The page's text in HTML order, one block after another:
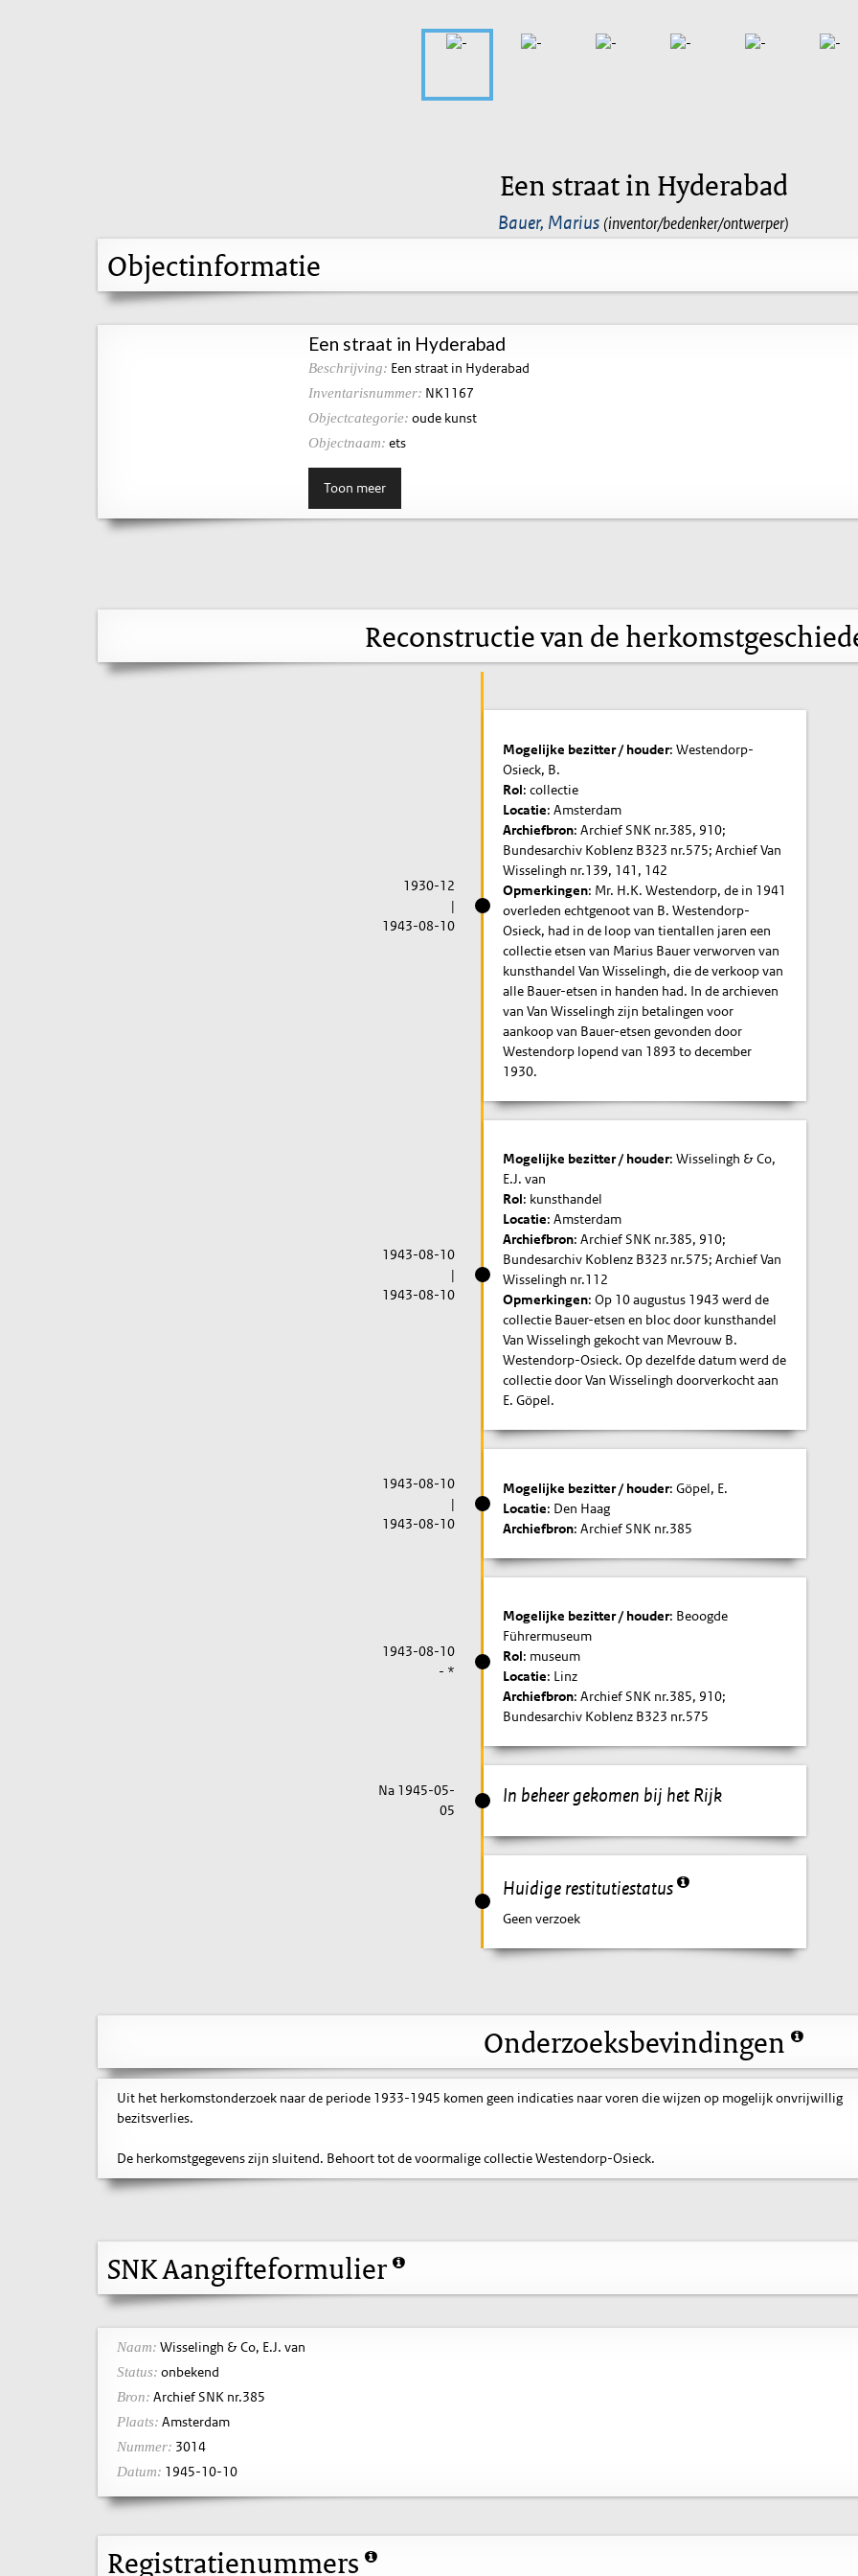
Een straat in Hyderabad
Bauer, Marius (inventor/bedenker/ontwerper)
Objectinformatie
Een straat in Hyderabad
Beschrijving: Een straat in Hyderabad
Inventarisnummer: NK1167
Objectcategorie: oude kunst
Objectnaam: ets
Toon meer
Reconstructie van de
1930-12
|
1943-08-10
Mogelijke bezitter / houder: Westendorp-
Osieck, B.
Rol: collectie
Locatie: Amsterdam
Archiefbron: Archief SNK nr.385, 910;
Bundesarchiv Koblenz B323 nr.575; Archief Van
Wisselingh nr.139, 141, 142
Opmerkingen: Mr. H.K. Westendorp, de in 1941
overleden echtgenoot van B. Westendorp-
Osieck, had in de loop van tientallen jaren een
collectie etsen van Marius Bauer verworven van
kunsthandel Van Wisselingh, die de verkoop van
alle Bauer-etsen in handen had. In de archieven
van Van Wisselingh zijn betalingen voor
aankoop van Bauer-etsen gevonden door
Westendorp lopend van 1893 to december
1930.
1943-08-10
|
1943-08-10
Mogelijke bezitter / houder: Wisselingh & Co,
E.J. van
Rol: kunsthandel
Locatie: Amsterdam
Archiefbron: Archief SNK nr.385, 910;
Bundesarchiv Koblenz B323 nr.575; Archief Van
Wisselingh nr.112
Opmerkingen: Op 10 augustus 1943 werd de
collectie Bauer-etsen en bloc door kunsthandel
Van Wisselingh gekocht van Mevrouw B.
Westendorp-Osieck. Op dezelfde datum werd de
collectie door Van Wisselingh doorverkocht aan
E. Göpel.
1943-08-10
|
1943-08-10
Mogelijke bezitter / houder: Göpel, E.
Locatie: Den Haag
Archiefbron: Archief SNK nr.385
1943-08-10
- *
Mogelijke bezitter / houder: Beoogde
Führermuseum
Rol: museum
Locatie: Linz
Archiefbron: Archief SNK nr.385, 910;
Bundesarchiv Koblenz B323 nr.575
In beheer gekomen bij het Rijk
Na 1945-05-
05
Huidige restitutiestatus
Geen verzoek
Onderzoeksbevindingen
Uit het herkomstonderzoek naar de periode 1933-1945 komen geen indicaties naar voren die wijzen op mogelijk onvrijwillig
bezitsverlies.
De herkomstgegevens zijn sluitend. Behoort tot de voormalige collectie Westendorp-Osieck.
SNK Aangifteformulier
Naam: Wisselingh & Co, E.J. van
Status: onbekend
Bron: Archief SNK nr.385
Plaats: Amsterdam
Nummer: 3014
Datum: 1945-10-10
Registratienummers